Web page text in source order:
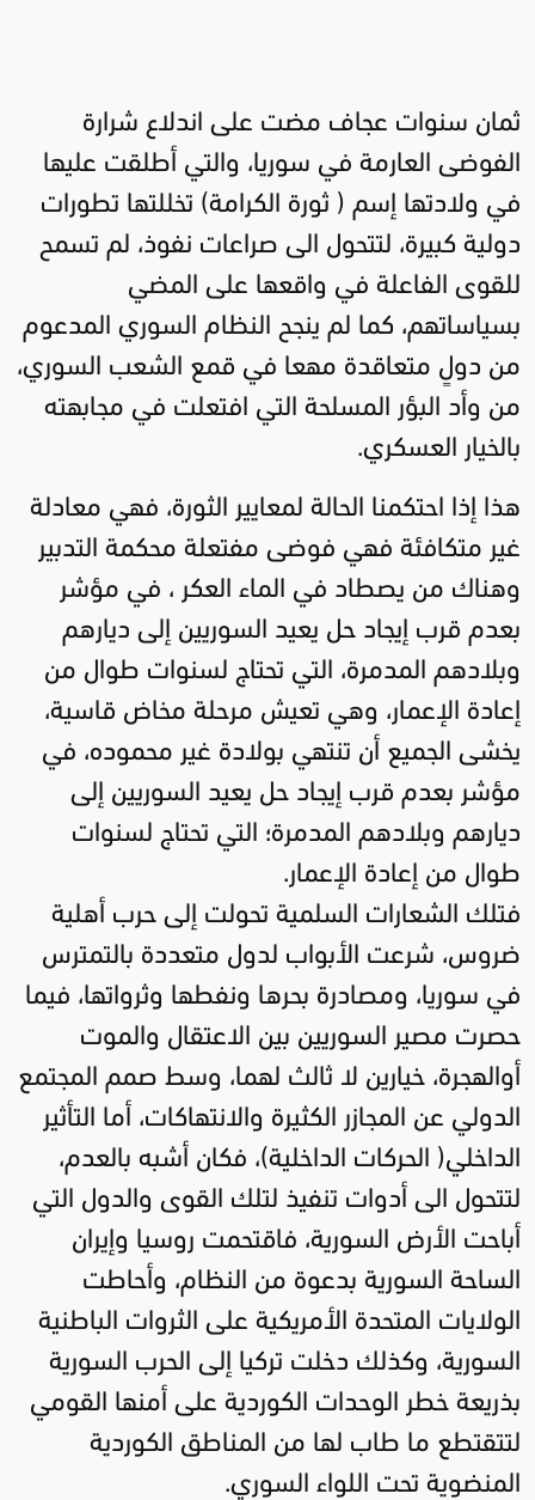
ثمان سنوات عجاف مضت على اندلاع شرارة
الفوضى العارمة في سوريا، والتي أطلقت عليها
في ولادتها إسم ( ثورة الكرامة) تخللتها تطورات
دولية كبيرة، لتتحول الى صراعات نفوذ، لم تسمح
للقوى الفاعلة في واقعها على المضي
بسياساتهم، كما لم ينجح النظام السوري المدعوم
من دولٍ متعاقدة مهعا في قمع الشعب السوري،
من وأد البؤر المسلحة التي افتعلت في مجابهته
بالخيار العسكري.
هذا إذا احتكمنا الحالة لمعايير الثورة، فهي معادلة
غير متكافئة فهي فوضى مفتعلة محكمة التدبير
وهناك من يصطاد في الماء العكر ، في مؤشر
بعدم قرب إيجاد حل يعيد السوريين إلى ديارهم
وبلادهم المدمرة، التي تحتاج لسنوات طوال من
إعادة الإعمار، وهي تعيش مرحلة مخاض قاسية،
يخشى الجميع أن تنتهي بولادة غير محموده، في
مؤشر بعدم قرب إيجاد حل يعيد السوريين إلى
ديارهم وبلادهم المدمرة؛ التي تحتاج لسنوات
طوال من إعادة الإعمار.
فتلك الشعارات السلمية تحولت إلى حرب أهلية
ضروس، شرعت الأبواب لدول متعددة بالتمترس
في سوريا، ومصادرة بحرها ونفطها وثرواتها، فيما
حصرت مصير السوريين بين الاعتقال والموت
أوالهجرة، خيارين لا ثالث لهما، وسط صمم المجتمع
الدولي عن المجازر الكثيرة والانتهاكات، أما التأثير
الداخلي( الحركات الداخلية)، فكان أشبه بالعدم،
لتتحول الى أدوات تنفيذ لتلك القوى والدول التي
أباحت الأرض السورية، فاقتحمت روسيا وإيران
الساحة السورية بدعوة من النظام، وأحاطت
الولايات المتحدة الأمريكية على الثروات الباطنية
السورية، وكذلك دخلت تركيا إلى الحرب السورية
بذريعة خطر الوحدات الكوردية على أمنها القومي
لتتقتطع ما طاب لها من المناطق الكوردية
المنضوية تحت اللواء السوري.